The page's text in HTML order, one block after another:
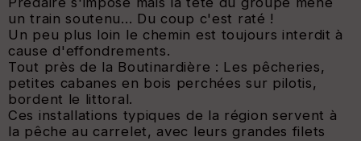
un train soutenu... Du coup c'est raté !
Un peu plus loin le chemin est toujours interdit à
cause d'effondrements.
Tout près de la Boutinardière : Les pêcheries,
petites cabanes en bois perchées sur pilotis,
bordent le littoral.
Ces installations typiques de la région servent à
la pêche au carrelet, avec leurs grandes filets